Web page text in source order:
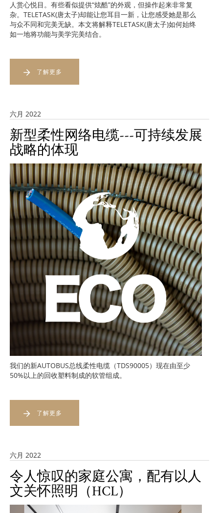
人赏心悦目。有些看似提供“炫酷”的外观，但操作起来非常复
杂。TELETASK(唐太子)却能让您耳目一新，让您感受她是那么
与众不同和完美无缺。本文将解释TELETASK(唐太子)如何始终
如一地将功能与美学完美结合。
了解更多
六月 2022
新型柔性网络电缆---可持续发展
战略的体现
我们的新AUTOBUS总线柔性电缆（TDS90005）现在由至少
50%以上的回收塑料制成的软管组成。
了解更多
六月 2022
令人惊叹的家庭公寓，配有以人
文关怀照明（HCL）